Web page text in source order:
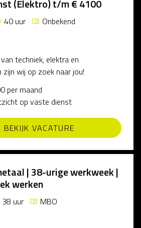
(Elektro) t/m € 4100
40 uur Onbekend
techniek, elektra en
wij op zoek naar jou!
per maand
op vaste dienst
BEKIJK VACATURE
| 38-urige werkweek |
werken
38 uur MBO